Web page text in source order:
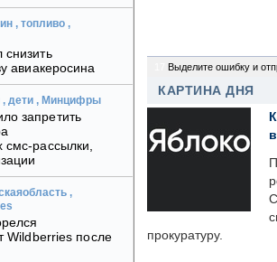
, топливо ,
авиакеросина
, дети , Минцифры
запретить
смс-рассылки,
,
Wildberries после
Выделите ошибку и
КАРТИНА ДНЯ
прокуратуру.